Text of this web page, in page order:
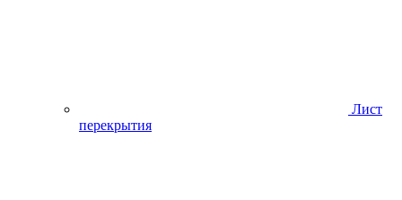
Лист
перекрытия